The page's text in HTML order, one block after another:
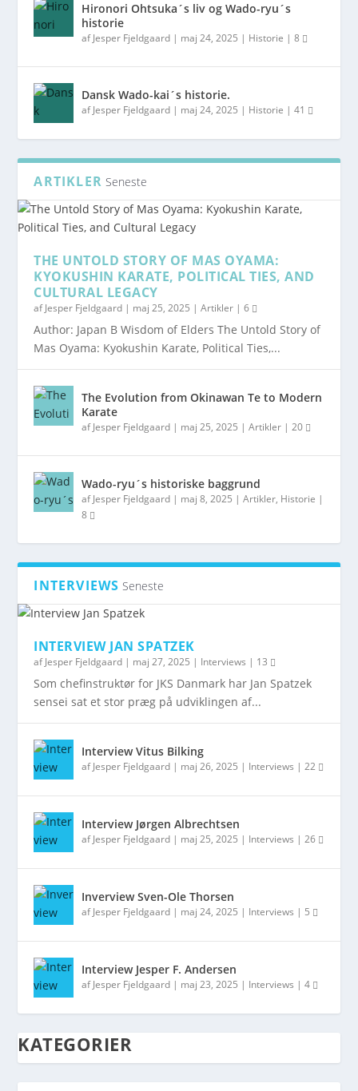
Hironori Ohtsuka´s liv og Wado-ryu´s
historie
afJesper Fjeldgaard | maj 24, 2025 | Historie |8
Dansk Wado-kai´s historie.
afJesper Fjeldgaard | maj 24, 2025 | Historie |41
ARTIKLER Seneste
THE UNTOLD STORY OF MAS OYAMA:
KYOKUSHIN KARATE, POLITICAL TIES, AND
CULTURAL LEGACY
afJesper Fjeldgaard | maj 25, 2025 |Artikler |6
Author: Japan B Wisdom of Elders The Untold Story of
Mas Oyama: Kyokushin Karate, Political Ties,...
The Evolution from Okinawan Te to Modern
Karate
afJesper Fjeldgaard | maj 25, 2025 |Artikler |20
Wado-ryu´s historiske baggrund
afJesper Fjeldgaard | maj 8, 2025 |Artikler, Historie |
8
INTERVIEWS Seneste
INTERVIEW JAN SPATZEK
afJesper Fjeldgaard | maj 27, 2025 | Interviews | 13
Som chefinstruktør for JKS Danmark har Jan Spatzek
sensei sat et stor præg på udviklingen af...
Interview Vitus Bilking
afJesper Fjeldgaard | maj 26, 2025 | Interviews |22
Interview Jørgen Albrechtsen
afJesper Fjeldgaard | maj 25, 2025 | Interviews |26
Inverview Sven-Ole Thorsen
afJesper Fjeldgaard | maj 24, 2025 | Interviews | 5
Interview Jesper F. Andersen
afJesper Fjeldgaard | maj 23, 2025 | Interviews |4
KATEGORIER